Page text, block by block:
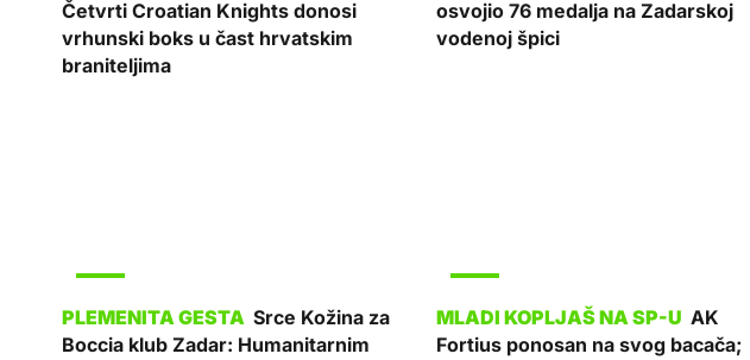
Četvrti Croatian Knights donosi
vrhunski boks u čast hrvatskim
braniteljima
osvojio 76 medalja na Zadarskoj
vodenoj špici
Srce Kožina za
Boccia klub Zadar: Humanitarnim
AK
Fortius ponosan na svog bacača;